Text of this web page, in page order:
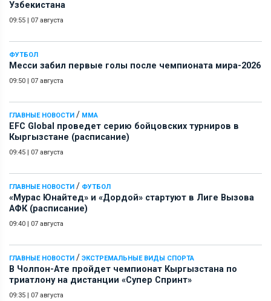
Узбекистана
09:55 | 07 августа
ФУТБОЛ
Месси забил первые голы после чемпионата мира-2026
09:50 | 07 августа
ГЛАВНЫЕ НОВОСТИ / ММА
EFC Global проведет серию бойцовских турниров в
Кыргызстане (расписание)
09:45 | 07 августа
ГЛАВНЫЕ НОВОСТИ / ФУТБОЛ
«Мурас Юнайтед» и «Дордой» стартуют в Лиге Вызова
АФК (расписание)
09:40 | 07 августа
ГЛАВНЫЕ НОВОСТИ / ЭКСТРЕМАЛЬНЫЕ ВИДЫ СПОРТА
В Чолпон-Ате пройдет чемпионат Кыргызстана по
триатлону на дистанции «Супер Спринт»
09:35 | 07 августа